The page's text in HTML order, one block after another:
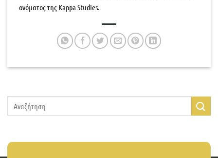
ονόματος της Kappa Studies.